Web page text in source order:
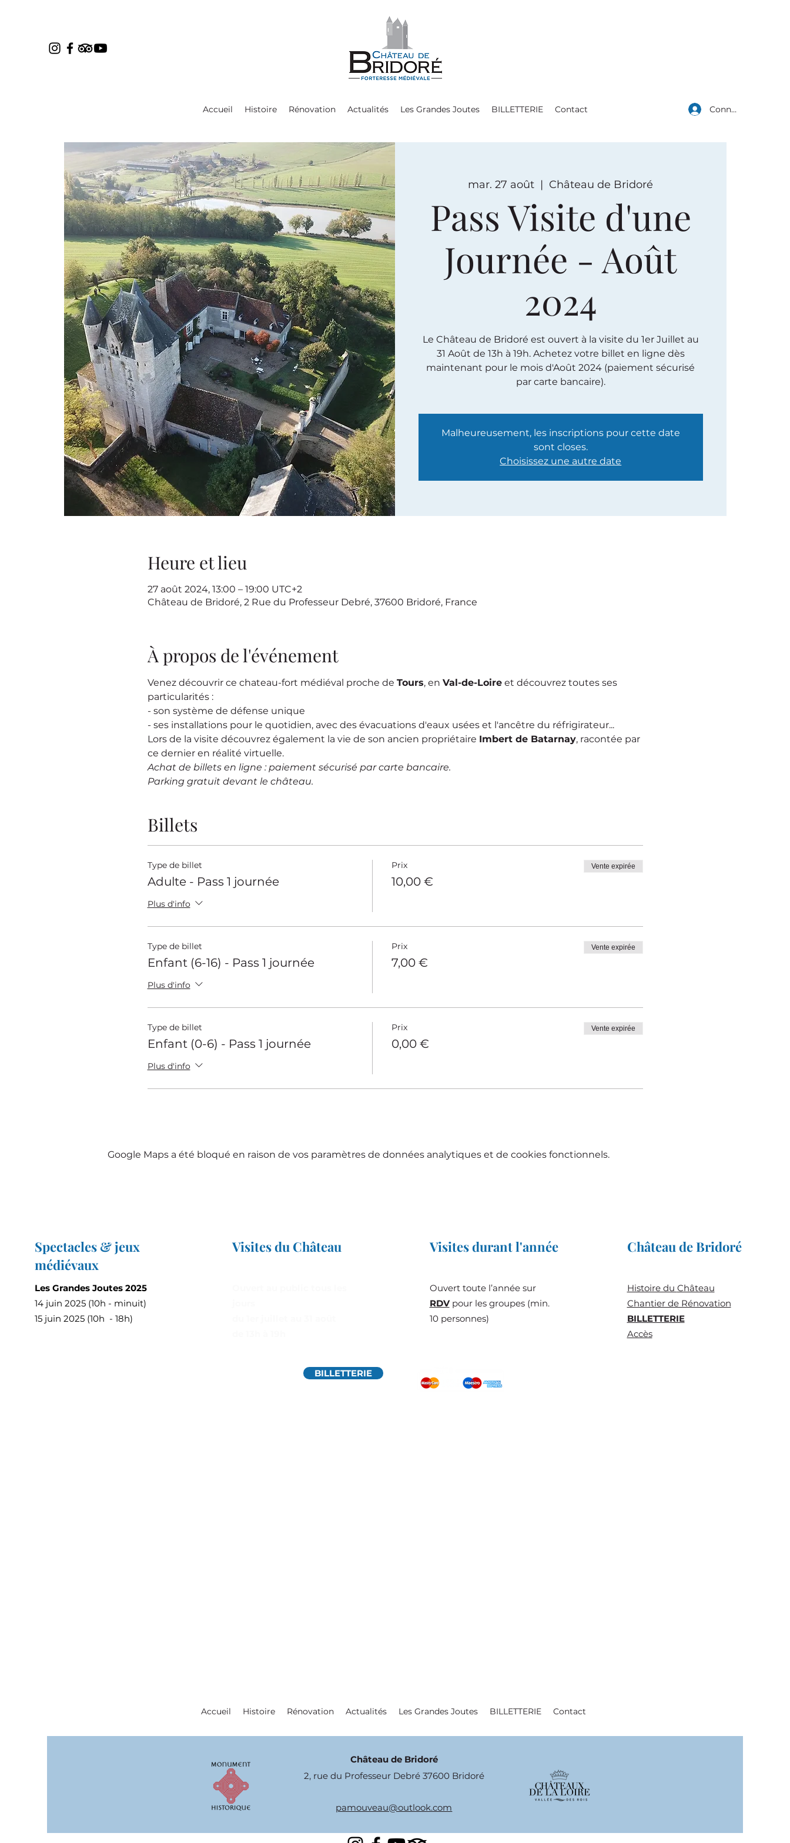
Accueil Histoire Rénovation Actualités Les Grandes Joutes BILLETTERIE Contact Connexion
mar. 27 août
  |
Château de Bridoré
Pass Visite d'une
Journée - Août
2024
Le Château de Bridoré est ouvert à la visite du 1er Juillet au
31 Août de 13h à 19h. Achetez votre billet en ligne dès
maintenant pour le mois d'Août 2024 (paiement sécurisé
par carte bancaire).
Malheureusement, les inscriptions pour cette date
sont closes.
Choisissez une autre date
Heure et lieu
27 août 2024, 13:00 – 19:00 UTC+2
Château de Bridoré, 2 Rue du Professeur Debré, 37600 Bridoré, France
À propos de l'événement
Venez découvrir ce chateau-fort médiéval proche de Tours, en Val-de-Loire et découvrez toutes ses
particularités :
- son système de défense unique
- ses installations pour le quotidien, avec des évacuations d'eaux usées et l'ancêtre du réfrigirateur...
Lors de la visite découvrez également la vie de son ancien propriétaire Imbert de Batarnay, racontée par
ce dernier en réalité virtuelle.
Achat de billets en ligne : paiement sécurisé par carte bancaire.
Parking gratuit devant le château.
Billets
Type de billet
Adulte - Pass 1 journée
Plus d'info
Prix
10,00 €
Vente expirée
Type de billet
Enfant (6-16) - Pass 1 journée
Plus d'info
Prix
7,00 €
Vente expirée
Type de billet
Enfant (0-6) - Pass 1 journée
Plus d'info
Prix
0,00 €
Vente expirée
Google Maps a été bloqué en raison de vos paramètres de données analytiques et de cookies fonctionnels.
Spectacles & jeux
médiévaux
Les Grandes Joutes 2025
14 juin 2025 (10h - minuit)
15 juin 2025 (10h - 18h)
Visites du Château Visites durant l'année
Ouvert toute l’année sur
RDVpour les groupes (min.
10 personnes)
Château de Bridoré
Histoire du Château
Chantier de Rénovation
BILLETTERIE
Accès
BILLETTERIE
Accueil Histoire Rénovation Actualités Les Grandes Joutes BILLETTERIE Contact
Château de Bridoré
2, rue du Professeur Debré 37600 Bridoré
pamouveau@outlook.com